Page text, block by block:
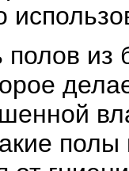
полов из